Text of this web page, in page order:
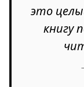
это
книгу